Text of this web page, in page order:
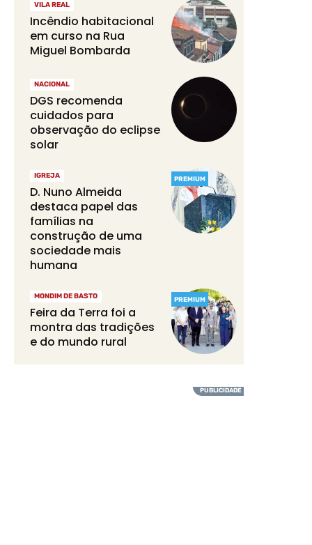
VILA REAL
Incêndio habitacional
em curso na Rua
Miguel Bombarda
NACIONAL
DGS recomenda
cuidados para
observação do eclipse
solar
PREMIUM
IGREJA
D. Nuno Almeida
destaca papel das
famílias na
construção de uma
sociedade mais
humana
PREMIUM
MONDIM DE BASTO
Feira da Terra foi a
montra das tradições
e do mundo rural